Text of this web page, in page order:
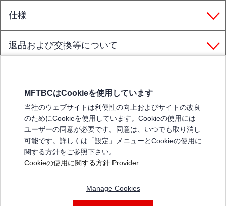
仕様
返品および交換等について
弊社の製品について
販売店リスト
よくある質問 / お問い合わせ
特定商取引法に基づく表記
三菱ふそうショップ_利用規約
MFTBCはCookieを使用しています
当社のウェブサイトは利便性の向上およびサイトの改良
のためにCookieを使用しています。Cookieの使用には
ユーザーの同意が必要です。同意は、いつでも取り消し
可能です。詳しくは「設定」メニューとCookieの使用に
関する方針をご参照下さい。
Cookieの使用に関する方針 Provider
Manage Cookies